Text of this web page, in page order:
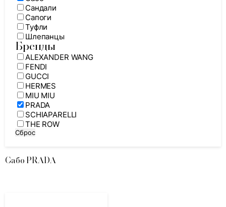
Сандали
Сапоги
Туфли
Шлепанцы
Бренды
ALEXANDER WANG
FENDI
GUCCI
HERMES
MIU MIU
PRADA
SCHIAPARELLI
THE ROW
Сброс
Сабо PRADA